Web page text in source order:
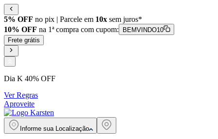
5% OFF no pix | Parcele em 10x sem juros*
10% OFF na 1ª compra com cupom:
BEMVINDO10
Frete grátis
Dia K 40% OFF
Ver Regras
Aproveite
Informe sua Localização